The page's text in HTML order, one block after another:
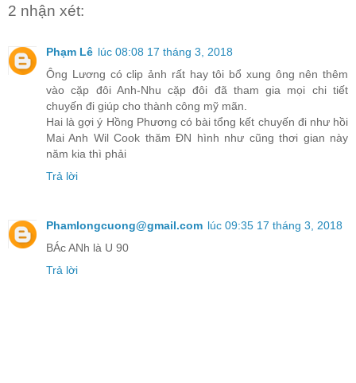
2 nhận xét:
Phạm Lê lúc 08:08 17 tháng 3, 2018
Ông Lương có clip ảnh rất hay tôi bổ xung ông nên thêm
vào cặp đôi Anh-Nhu cặp đôi đã tham gia mọi chi tiết
chuyến đi giúp cho thành công mỹ mãn.
Hai là gợi ý Hồng Phương có bài tổng kết chuyến đi như hồi
Mai Anh Wil Cook thăm ĐN hình như cũng thơi gian này
năm kia thì phải
Trả lời
Phamlongcuong@gmail.com lúc 09:35 17 tháng 3, 2018
BÁc ANh là U 90
Trả lời